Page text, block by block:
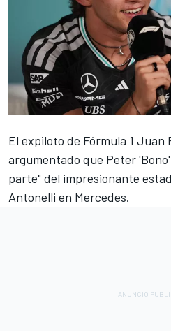
El expiloto de Fórmula 1 Juan
argumentado que Peter
parte" del impresionante
Antonelli en Mercedes.